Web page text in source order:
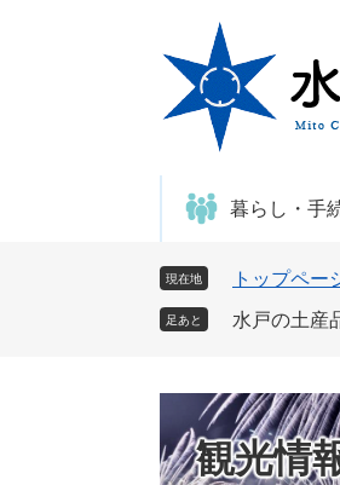
暮らし・手
現在地 トップペー
足あと 水戸の土産
観光情